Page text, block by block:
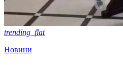
trending_flat
Новини